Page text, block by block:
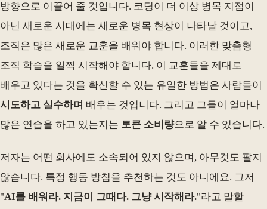
방향으로 이끌어 줄 것입니다. 코딩이 더 이상 병목 지점이
아닌 새로운 시대에는 새로운 병목 현상이 나타날 것이고,
조직은 많은 새로운 교훈을 배워야 합니다. 이러한 맞춤형
조직 학습을 일찍 시작해야 합니다. 이 교훈들을 제대로
배우고 있다는 것을 확신할 수 있는 유일한 방법은 사람들이
시도하고 실수하며 배우는 것입니다. 그리고 그들이 얼마나
많은 연습을 하고 있는지는 토큰 소비량으로 알 수 있습니다.
저자는 어떤 회사에도 소속되어 있지 않으며, 아무것도 팔지
않습니다. 특정 행동 방침을 추천하는 것도 아니에요. 그저
"AI를 배워라. 지금이 그때다. 그냥 시작해라."라고 말할